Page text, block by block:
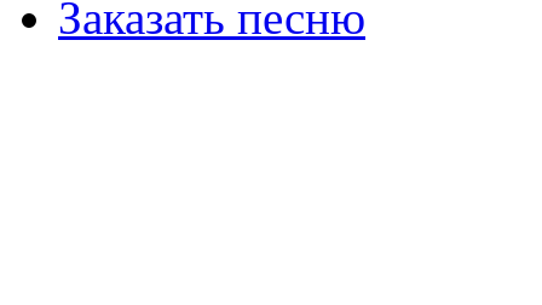
Заказать песню